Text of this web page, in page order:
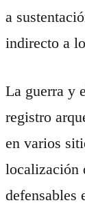
a
indirecto a
La guerra y
registro
en varios
localización
defensables